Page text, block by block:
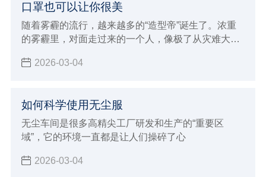
口罩也可以让你很美
随着雾霾的流行，越来越多的“造型帝”诞生了。浓重
的雾霾里，对面走过来的一个人，像极了从灾难大片
2026-03-04
如何科学使用无尘服
无尘车间是很多高精尖工厂研发和生产的“重要区
域”，它的环境一直都是让人们操碎了心
2026-03-04